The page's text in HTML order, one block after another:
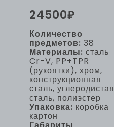
24500₽
Количество
предметов: 38
Материалы: сталь
Cr-V, PP+TPR
(рукоятки), хром,
конструкционная
сталь, углеродистая
сталь, полиэстер
Упаковка: коробка
картон